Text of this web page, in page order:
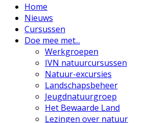
Home
Nieuws
Cursussen
Doe mee met...
Werkgroepen
IVN natuurcursussen
Natuur-excursies
Landschapsbeheer
Jeugdnatuurgroep
Het Bewaarde Land
Lezingen over natuur